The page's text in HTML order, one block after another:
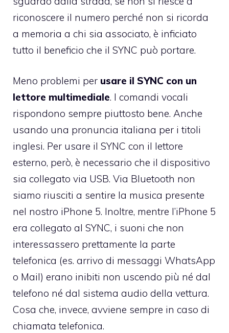
riconoscere il numero perché non si ricorda
a memoria a chi sia associato, è inficiato
tutto il beneficio che il SYNC può portare.
Meno problemi per usare il SYNC con un
lettore multimediale. I comandi vocali
rispondono sempre piuttosto bene. Anche
usando una pronuncia italiana per i titoli
inglesi. Per usare il SYNC con il lettore
esterno, però, è necessario che il dispositivo
sia collegato via USB. Via Bluetooth non
siamo riusciti a sentire la musica presente
nel nostro iPhone 5. Inoltre, mentre l’iPhone 5
era collegato al SYNC, i suoni che non
interessassero prettamente la parte
telefonica (es. arrivo di messaggi WhatsApp
o Mail) erano inibiti non uscendo più né dal
telefono né dal sistema audio della vettura.
Cosa che, invece, avviene sempre in caso di
chiamata telefonica.